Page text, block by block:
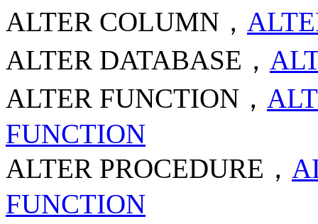
ALTER COLUMN，
ALTER DATABASE，
ALTER FUNCTION，
FUNCTION
ALTER PROCEDURE，
FUNCTION